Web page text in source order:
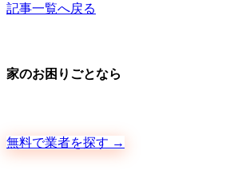
記事一覧へ戻る
家のお困りごとなら
無料で業者を探す →